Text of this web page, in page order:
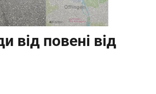
від повені від